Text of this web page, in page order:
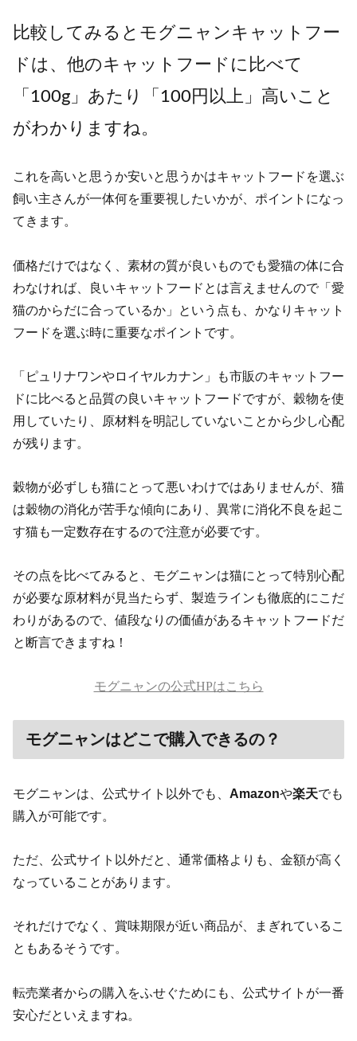
比較してみるとモグニャンキャットフー
ドは、他のキャットフードに比べて
「100g」あたり「100円以上」高いこと
がわかりますね。
これを高いと思うか安いと思うかはキャットフードを選ぶ
飼い主さんが一体何を重要視したいかが、ポイントになっ
てきます。
価格だけではなく、素材の質が良いものでも愛猫の体に合
わなければ、良いキャットフードとは言えませんので「愛
猫のからだに合っているか」という点も、かなりキャット
フードを選ぶ時に重要なポイントです。
「ピュリナワンやロイヤルカナン」も市販のキャットフー
ドに比べると品質の良いキャットフードですが、穀物を使
用していたり、原材料を明記していないことから少し心配
が残ります。
穀物が必ずしも猫にとって悪いわけではありませんが、猫
は穀物の消化が苦手な傾向にあり、異常に消化不良を起こ
す猫も一定数存在するので注意が必要です。
その点を比べてみると、モグニャンは猫にとって特別心配
が必要な原材料が見当たらず、製造ラインも徹底的にこだ
わりがあるので、値段なりの価値があるキャットフードだ
と断言できますね！
モグニャンの公式HPはこちら
モグニャンはどこで購入できるの？
モグニャンは、公式サイト以外でも、 Amazonや楽天でも
購入が可能です。
ただ、公式サイト以外だと、通常価格よりも、金額が高く
なっていることがあります。
それだけでなく、賞味期限が近い商品が、まぎれているこ
ともあるそうです。
転売業者からの購入をふせぐためにも、公式サイトが一番
安心だといえますね。